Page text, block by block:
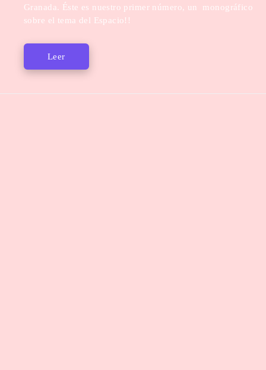
Granada. Éste es nuestro primer número, un monográfico
sobre el tema del Espacio!!
Leer